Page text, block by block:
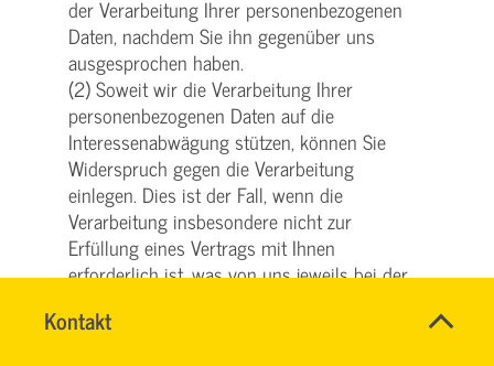
Kontakt
HASSNAE
Name*
der Verarbeitung Ihrer personenbezogenen
Daten, nachdem Sie ihn gegenüber uns
ausgesprochen haben.
(2) Soweit wir die Verarbeitung Ihrer
personenbezogenen Daten auf die
Interessenabwägung stützen, können Sie
Widerspruch gegen die Verarbeitung
einlegen. Dies ist der Fall, wenn die
Verarbeitung insbesondere nicht zur
Erfüllung eines Vertrags mit Ihnen
erforderlich ist, was von uns jeweils bei der
dargestellt wird. Bei Ausübung eines solchen